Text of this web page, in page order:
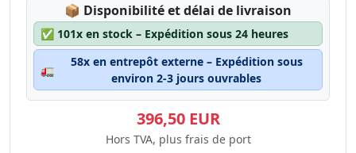
📦 Lagerstatus:
Disponibilité et délai de livraison
✅ 101x en stock – Expédition sous 24 heures
🚛
58x en entrepôt externe – Expédition sous
environ 2-3 jours ouvrables
396,50 EUR
Hors TVA, plus frais de port